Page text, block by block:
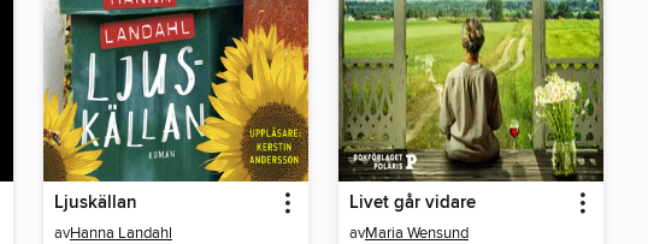
Ljuskällan
avHanna Landahl
Livet går vidare
avMaria Wensund